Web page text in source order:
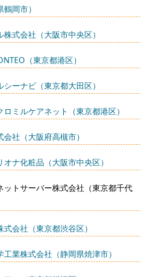
岡市）
式会社（大阪市中央区）
（東京都港区）
ーナビ（東京都大田区）
ミルケアネット（東京都港区）
社（大阪府高槻市）
ナ化粧品（大阪市中央区）
ットサーバー株式会社（東京都千代
会社（東京都渋谷区）
業株式会社（静岡県焼津市）